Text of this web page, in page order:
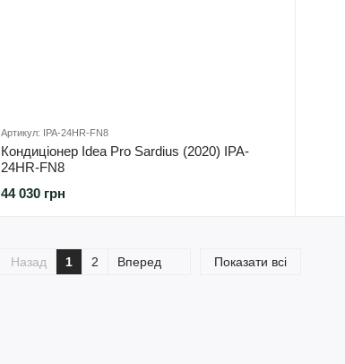
Артикул: IPA-24HR-FN8
Кондиціонер Idea Pro Sardius (2020) IPA-
24HR-FN8
44 030 грн
Назад 1 2 Вперед Показати всі